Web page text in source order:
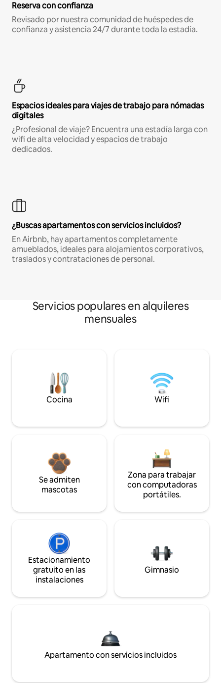
Reserva con confianza
Revisado por nuestra comunidad de huéspedes de
confianza y asistencia 24/7 durante toda la estadía.
Espacios ideales para viajes de trabajo para nómadas
digitales
¿Profesional de viaje? Encuentra una estadía larga con
wifi de alta velocidad y espacios de trabajo
dedicados.
¿Buscas apartamentos con servicios incluidos?
En Airbnb, hay apartamentos completamente
amueblados, ideales para alojamientos corporativos,
traslados y contrataciones de personal.
Servicios populares en alquileres
mensuales
Cocina Wifi
Se admiten
mascotas
Zona para trabajar
con computadoras
portátiles.
Estacionamiento
gratuito en las
instalaciones
Gimnasio
Apartamento con servicios incluidos